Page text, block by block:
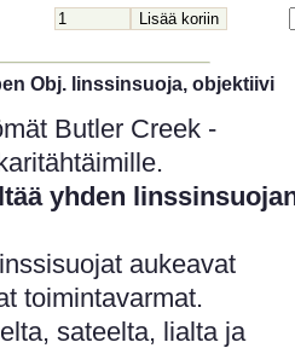
Obj. linssinsuoja, objektiivi
Butler Creek -
yhden
aukeavat
toimintavarmat.
sateelta, lialta ja